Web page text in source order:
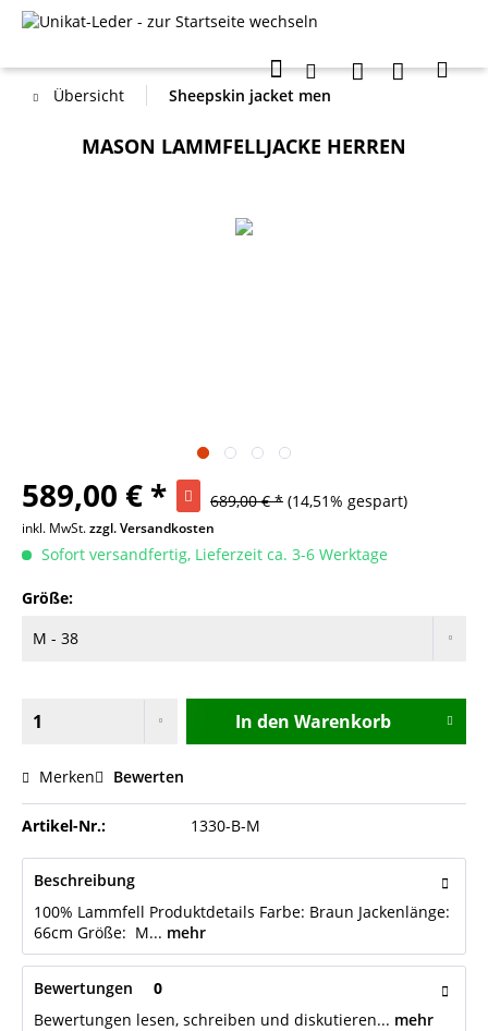
Übersicht Sheepskin jacket men
MASON LAMMFELLJACKE HERREN
589,00 € * 689,00 € * (14,51% gespart)
inkl. MwSt.zzgl. Versandkosten
Sofort versandfertig, Lieferzeit ca. 3-6 Werktage
Größe:
In den Warenkorb
Merken Bewerten
Artikel-Nr.: 1330-B-M
Beschreibung
100% Lammfell Produktdetails Farbe: Braun Jackenlänge:
66cm Größe: M... mehr
Bewertungen
0
Bewertungen lesen, schreiben und diskutieren... mehr